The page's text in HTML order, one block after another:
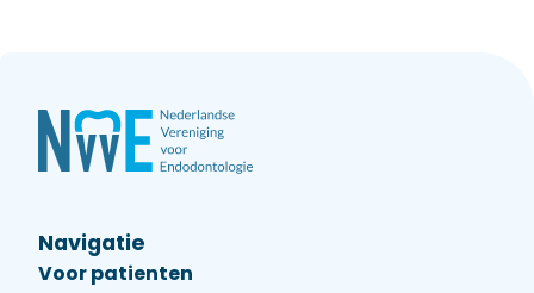
Navigatie
Voor patienten